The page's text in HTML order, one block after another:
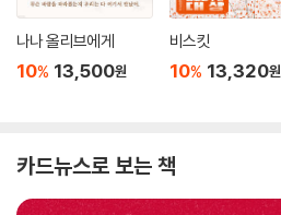
나나 올리브에게
10% 13,500원
비스킷
10% 13,320원
카드뉴스로 보는 책